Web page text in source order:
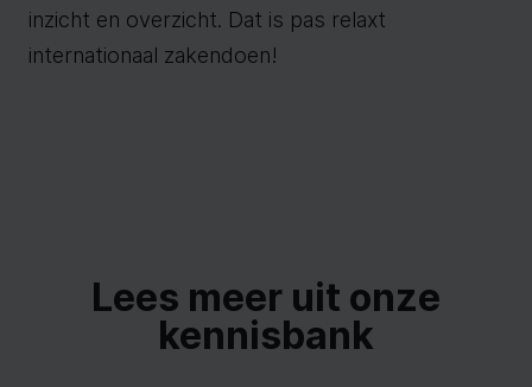
inzicht en overzicht. Dat is pas relaxt
internationaal zakendoen!
Lees meer uit onze
kennisbank